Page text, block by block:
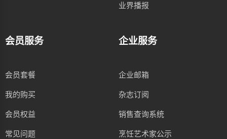
业界播报
会员服务
会员套餐
我的购买
会员权益
常见问题
企业服务
企业邮箱
杂志订阅
销售查询系统
烹饪艺术家公示